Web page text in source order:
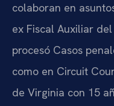
colaboran en
ex Fiscal Auxiliar
procesó Casos
como en Circuit
de Virginia con 15